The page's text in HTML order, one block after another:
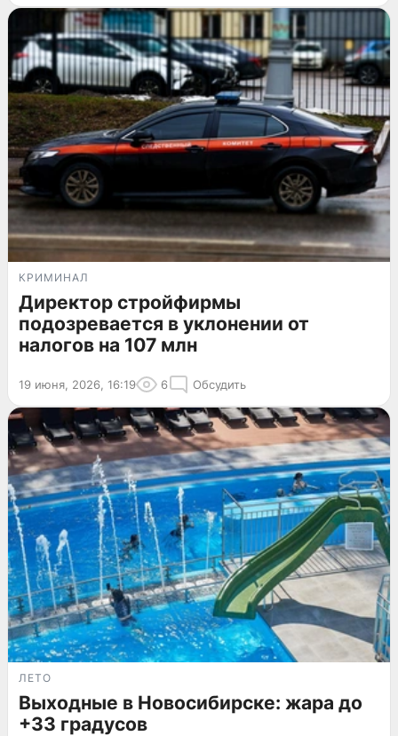
КРИМИНАЛ
Директор стройфирмы
подозревается в уклонении от
налогов на 107 млн
19 июня, 2026, 16:19 6 Обсудить
ЛЕТО
Выходные в Новосибирске: жара до
+33 градусов